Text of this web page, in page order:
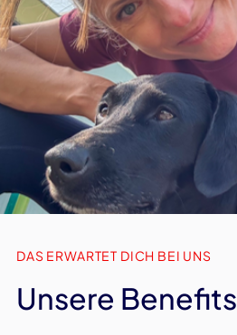
DAS ERWARTET DICH BEI UNS
Unsere Benefits